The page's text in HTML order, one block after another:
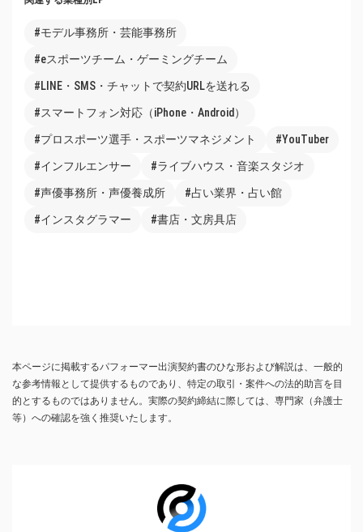
#モデル事務所・芸能事務所
#eスポーツチーム・ゲーミングチーム
#LINE・SMS・チャットで契約URLを送れる
#スマートフォン対応（iPhone・Android）
#プロスポーツ選手・スポーツマネジメント #YouTuber
#インフルエンサー #ライブハウス・音楽スタジオ
#声優事務所・声優養成所 #占い業界・占い館
#インスタグラマー #書店・文房具店
本ページに掲載するパフォーマー出演契約書のひな形および解説は、一般的
な参考情報として提供するものであり、特定の取引・案件への法的助言を目
的とするものではありません。実際の契約締結に際しては、専門家（弁護士
等）への確認を強く推奨いたします。